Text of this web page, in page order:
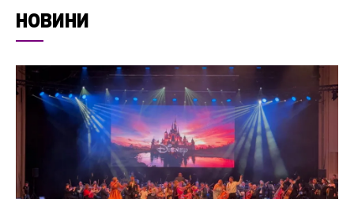
НОВИНИ